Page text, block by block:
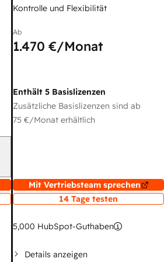
Kontrolle und Flexibilität
Ab
1.470 €/Monat
Enthält 5 Basislizenzen
Zusätzliche Basislizenzen sind ab
75 €/Monat erhältlich
Mit Vertriebsteam sprechen
14 Tage testen
5,000 HubSpot-Guthaben
Details anzeigen